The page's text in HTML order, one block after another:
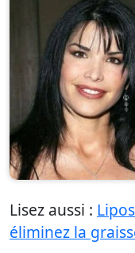
Lisez aussi :
éliminez la